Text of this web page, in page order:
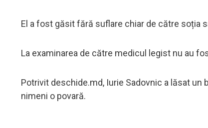
El a fost găsit fără suflare chiar de către soția
La examinarea de către medicul legist nu au
Potrivit deschide.md, Iurie Sadovnic a lăsat un
nimeni o povară.